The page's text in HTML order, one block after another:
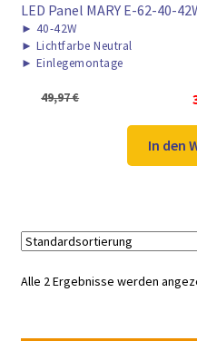
LED Panel MARY E-62-40-
► 40-42W
► Lichtfarbe Neutral
► Einlegemontage
49,97€
In den
Alle 2 Ergebnisse werden